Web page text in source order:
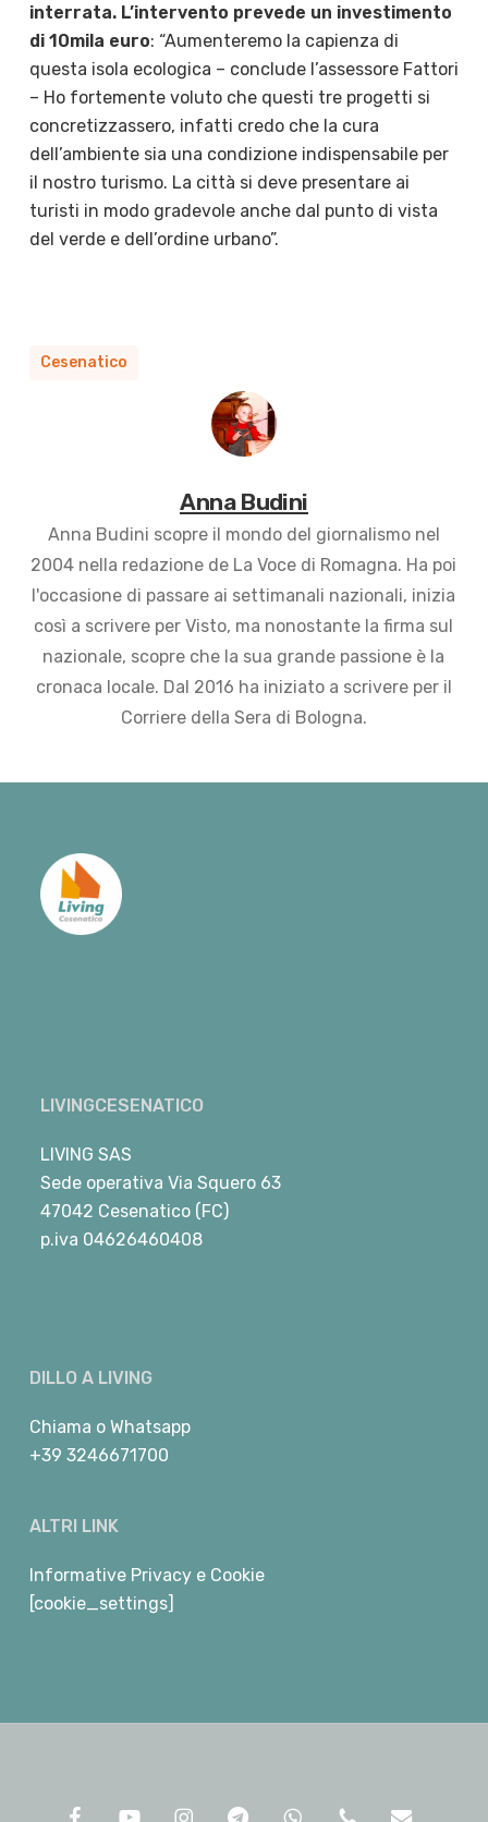
interrata. L’intervento prevede un investimento
di 10mila euro: “Aumenteremo la capienza di
questa isola ecologica – conclude l’assessore Fattori
– Ho fortemente voluto che questi tre progetti si
concretizzassero, infatti credo che la cura
dell’ambiente sia una condizione indispensabile per
il nostro turismo. La città si deve presentare ai
turisti in modo gradevole anche dal punto di vista
del verde e dell’ordine urbano”.
Cesenatico
Anna Budini
Anna Budini scopre il mondo del giornalismo nel
2004 nella redazione de La Voce di Romagna. Ha poi
l'occasione di passare ai settimanali nazionali, inizia
così a scrivere per Visto, ma nonostante la firma sul
nazionale, scopre che la sua grande passione è la
cronaca locale. Dal 2016 ha iniziato a scrivere per il
Corriere della Sera di Bologna.
LIVINGCESENATICO
LIVING SAS
Sede operativa Via Squero 63
47042 Cesenatico (FC)
p.iva 04626460408
DILLO A LIVING
Chiama o Whatsapp
+39 3246671700
ALTRI LINK
Informative Privacy e Cookie
[cookie_settings]
facebookyoutubeinstagramtelegramwhatsappphone email